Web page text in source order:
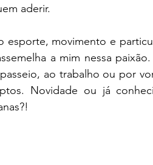
aderir.
esporte, movimento e
a mim nessa
ao trabalho ou por
Novidade ou já